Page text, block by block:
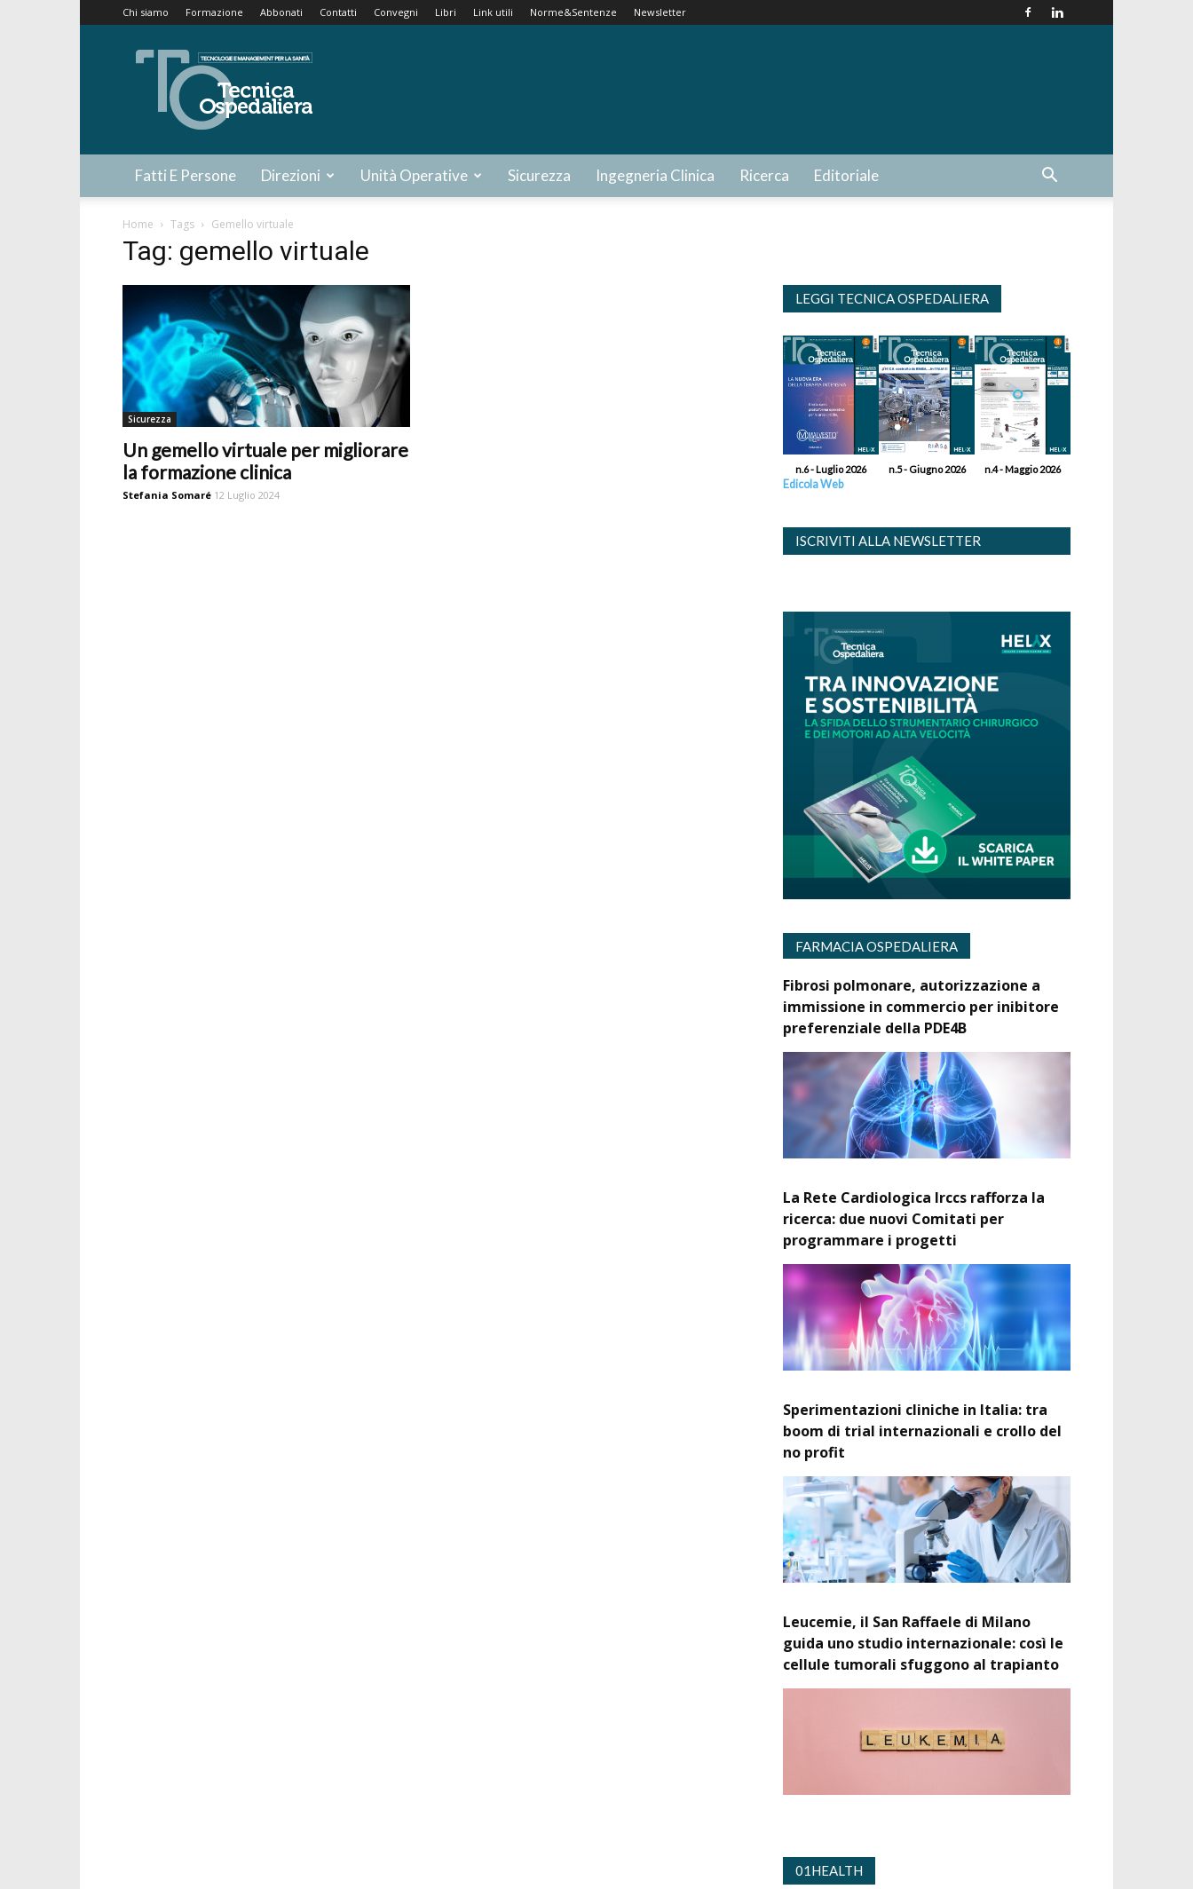
Chi siamo Formazione Abbonati Contatti Convegni Libri Link utili Norme&Sentenze Newsletter
Tecnica
Ospedaliera
Fatti E Persone Direzioni Unità Operative Sicurezza Ingegneria Clinica Ricerca Editoriale
Home Tags Gemello virtuale
Tag: gemello virtuale
Sicurezza
Un gemello virtuale per migliorare
la formazione clinica
Stefania Somaré 12 Luglio 2024
LEGGI TECNICA OSPEDALIERA
n.6 - Luglio 2026 n.5 - Giugno 2026 n.4 - Maggio 2026
Edicola Web
ISCRIVITI ALLA NEWSLETTER
FARMACIA OSPEDALIERA
Fibrosi polmonare, autorizzazione a
immissione in commercio per inibitore
preferenziale della PDE4B
La Rete Cardiologica Irccs rafforza la
ricerca: due nuovi Comitati per
programmare i progetti
Sperimentazioni cliniche in Italia: tra
boom di trial internazionali e crollo del
no profit
Leucemie, il San Raffaele di Milano
guida uno studio internazionale: così le
cellule tumorali sfuggono al trapianto
01HEALTH